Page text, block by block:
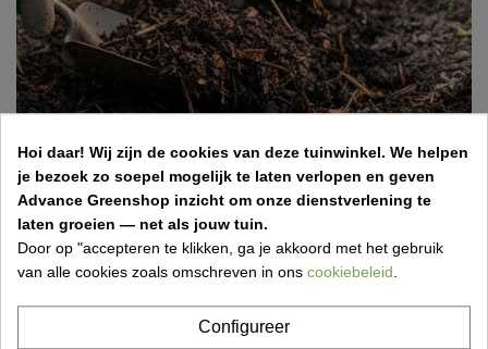
Bodemverbetering voor je tuin: welke
compost of grond kies je best?
15 Apr 2026,15:01 Vincent Van Kerschaver
Een mooie tuin begint onder de grond. Veel mensen
een...
Hoi daar! Wij zijn de cookies van deze tuinwinkel. We helpen
je bezoek zo soepel mogelijk te laten verlopen en geven
Advance Greenshop inzicht om onze dienstverlening te
laten groeien — net als jouw tuin.
Door op "accepteren te klikken, ga je akkoord met het gebruik
van alle cookies zoals omschreven in ons cookiebeleid
Configureer